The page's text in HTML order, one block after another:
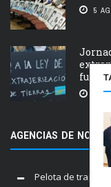
5
fuego
5
AGENCIAS DE
Pelota de trapo